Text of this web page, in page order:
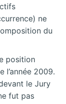
ne
du
position
l’année 2009.
le Jury
fut pas